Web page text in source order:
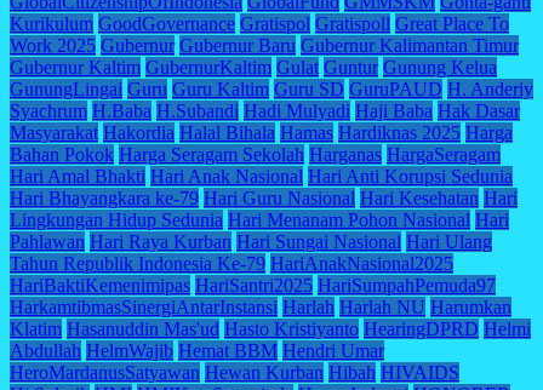
Kurikulum GoodGovernance Gratispol Gratispoll Great Place To
Work 2025 Gubernur Gubernur Baru Gubernur Kalimantan Timur
Gubernur Kaltim GubernurKaltim Gulat Guntur Gunung Kelua
GunungLingai Guru Guru Kaltim Guru SD GuruPAUD H. Anderiy
Syachrum H.Baba H.Subandi Hadi Mulyadi Haji Baba Hak Dasar
Masyarakat Hakordia Halal Bihala Hamas Hardiknas 2025 Harga
Bahan Pokok Harga Seragam Sekolah Harganas HargaSeragam
Hari Amal Bhakti Hari Anak Nasional Hari Anti Korupsi Sedunia
Hari Bhayangkara ke-79 Hari Guru Nasional Hari Kesehatan Hari
Lingkungan Hidup Sedunia Hari Menanam Pohon Nasional Hari
Pahlawan Hari Raya Kurban Hari Sungai Nasional Hari Ulang
Tahun Republik Indonesia Ke-79 HariAnakNasional2025
HariBaktiKemenimipas HariSantri2025 HariSumpahPemuda97
HarkamtibmasSinergiAntarInstansi Harlah Harlah NU Harumkan
Klatim Hasanuddin Mas'ud Hasto Kristiyanto HearingDPRD Helmi
Abdullah HelmWajib Hemat BBM Hendri Umar
HeroMardanusSatyawan Hewan Kurban Hibah HIVAIDS